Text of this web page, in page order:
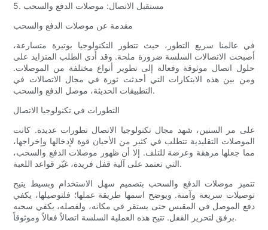
5. مستقبل الاتصال: موصلات الدفع والسحب
مقدمة عن موصلات الدفع والسحب
في عالمنا سريع التطور، حيث تتطور التكنولوجيا بوتيرة متسارعة،
أصبحت الاتصالات السلسة ضرورة ملحة. وقد أدى الطلب المتزايد على
حلول اتصال موثوقة وفعالة إلى تطوير أنواع مختلفة من الموصلات.
ومن بين هذه الابتكارات التي أحدثت ثورة في مجال الاتصالات في
التطبيقات الحديثة، موصل الدفع والسحب.
التطورات في تكنولوجيا الاتصال
على مر السنين، شهد مجال تكنولوجيا الاتصال تطورات عديدة. كانت
الموصلات التقليدية تتطلب في كثير من الأحيان قوة لإدخالها وإخراجها،
مما جعلها مرهقة وعرضة للتلف. إلا أن ظهور موصلات الدفع والسحب،
التي تعتمد على آلية قفل فريدة، غيّر قواعد اللعبة.
تتميز موصلات الدفع والسحب بتصميم سهل الاستخدام وبسيط يتيح
توصيلات سريعة وآمنة. ويوضح اسمها طريقة عملها؛ فلتوصيلها، يكفي
دفع الموصل في المقبس حتى يستقر في مكانه، ولفصله، يكفي سحبه
برفق لتحرير القفل. تتيح هذه العملية السلسة اتصالاً فعالاً وموثوقاً.